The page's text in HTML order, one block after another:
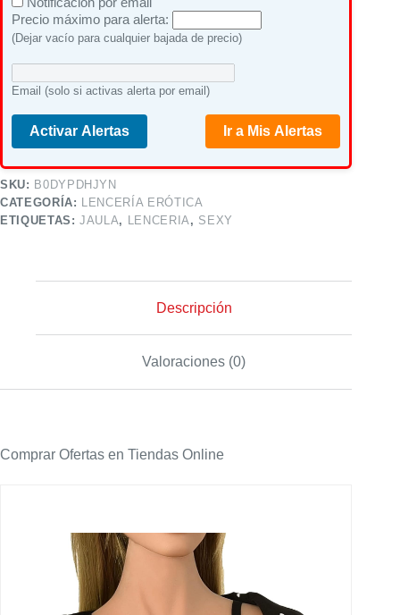
Precio máximo para alerta:
(Dejar vacío para cualquier bajada de precio)
Email (solo si activas alerta por email)
Activar Alertas Ir a Mis Alertas
SKU: B0DYPDHJYN
CATEGORÍA:
LENCERÍA ERÓTICA
ETIQUETAS:JAULA, LENCERIA , SEXY
Descripción
Valoraciones (0)
Comprar Ofertas en Tiendas Online